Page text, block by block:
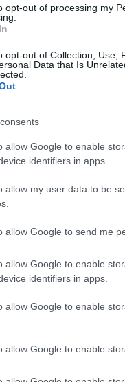
opt-out of processing my
opt-out of Collection, Use,
Data that Is
allow Google to enable
identifiers in apps.
allow my user data to be
allow Google to send me
allow Google to enable
identifiers in apps.
allow Google to enable
allow Google to enable
másikhoz
tudtam rakni.
jöttem
a
is csak oldalazva
Hátha még itt
mit
átírta
a kettős
és azt
Egyszer fölém
Hiába
Kértem,